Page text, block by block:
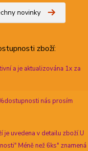
novinky
zboží:
a je aktualizována 1x za
nás prosím
je uvedena v detailu zboží.U
Méně než 6ks" znamená